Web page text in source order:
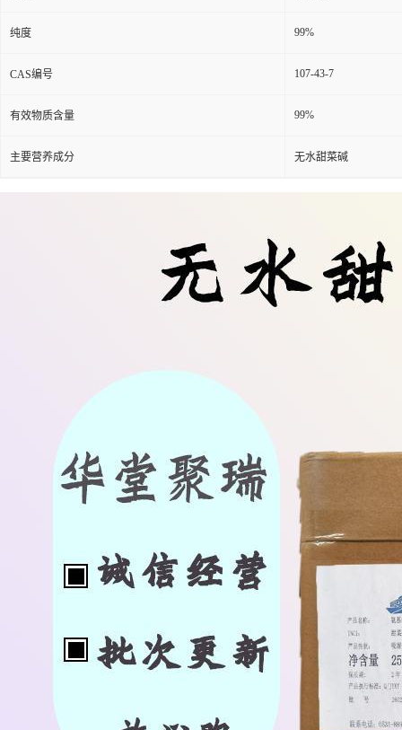
纯度 99%
CAS编号 107-43-7
有效物质含量 99%
主要营养成分 无水甜菜碱